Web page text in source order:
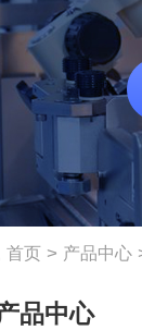
首页 > 产品中心
品中心